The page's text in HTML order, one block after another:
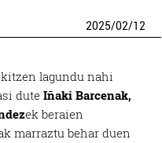
2025/02/12
lagundu nahi
duteIñaki Barcenak,
ek beraien
marraztu behar duen